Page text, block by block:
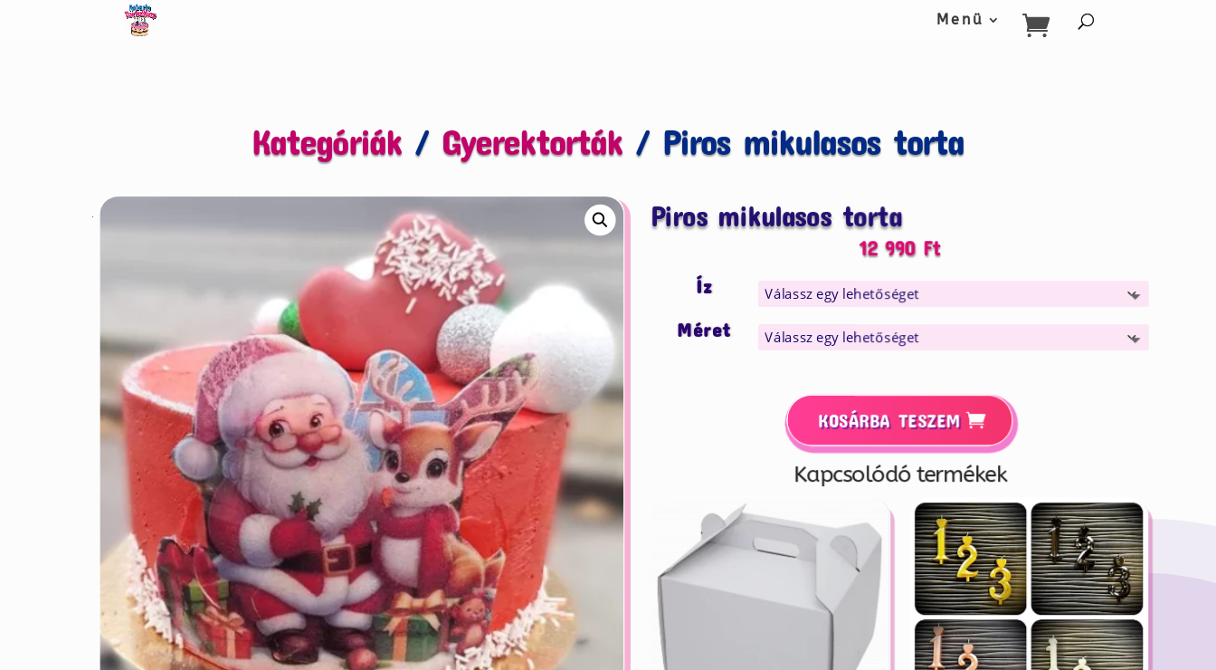
Menü
Kategóriák / Gyerektorták / Piros mikulasos torta
. Piros mikulasos torta
12 990 Ft
Íz
Méret
KOSÁRBA TESZEM
Kapcsolódó termékek